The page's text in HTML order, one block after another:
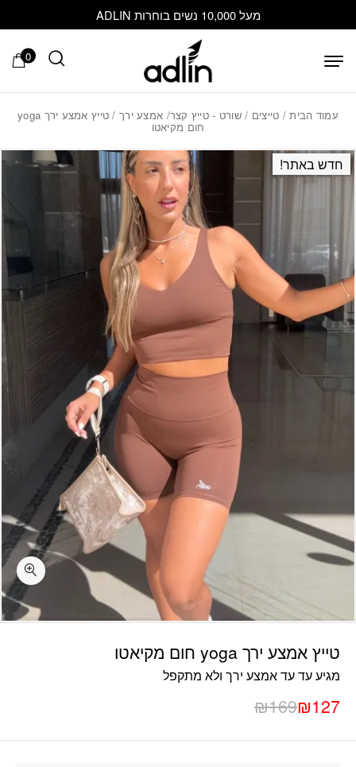
מעל 10,000 נשים בוחרות ADLIN
0
עמוד הבית/ טייצים /שורט - טייץ קצר/ אמצע ירך / טייץ אמצע ירך yoga
חום מקיאטו
טייץ אמצע ירך yoga חום מקיאטו
מגיע עד עד אמצע ירך ולא מתקפל
₪169₪127
חדש באתר!